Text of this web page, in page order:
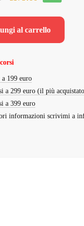
originale
era:
attuale
è:
al carrello
199 euro
a 299 euro (il più
a 399 euro
informazioni scrivimi a